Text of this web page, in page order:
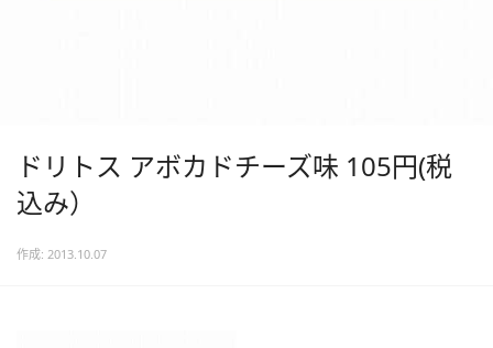
ドリトス アボカドチーズ味 105円(税
込み）
作成: 2013.10.07